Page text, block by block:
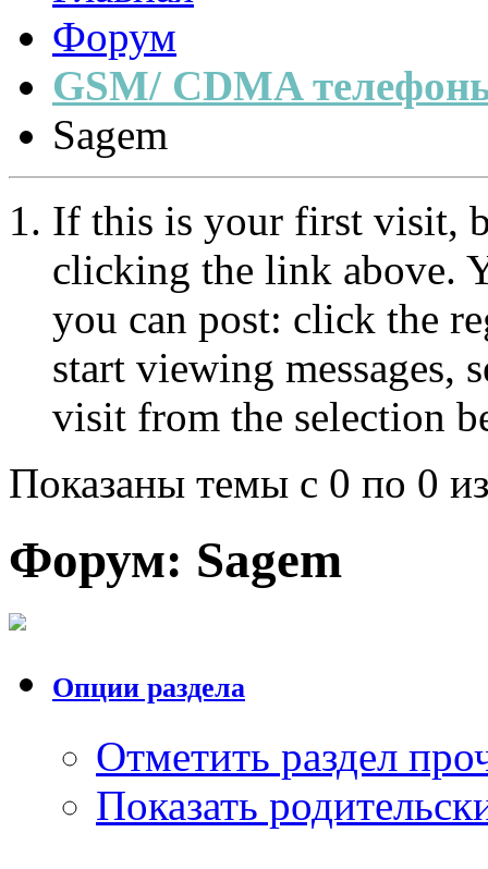
Форум
GSM/ CDMA
Sagem
If this is your first visit,
clicking the link above.
you can post: click the
start viewing messages,
visit from the selection
Показаны темы с 0 по 0
Форум: Sagem
Опции раздела
Отметить раздел
Показать